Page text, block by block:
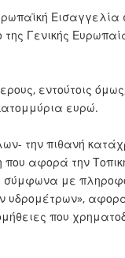
της Γενικής
εντούτοις
ευρώ.
την πιθανή
αφορά την Τοπική
σύμφωνα με
υδρομέτρων»,
που